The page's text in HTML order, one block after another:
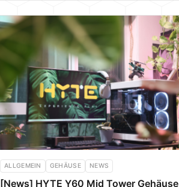
ALLGEMEIN GEHÄUSE NEWS
[News] HYTE Y60 Mid Tower Gehäuse